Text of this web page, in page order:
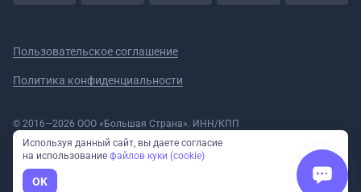
Пользовательское соглашение
Политика конфиденциальности
© 2016—2026 ООО «Большая Страна». ИНН/КПП
5908078160/590801001 ОГРН 1185958020533
Номер в реестре Роскомнадзора № 59-18-006319 (Приказ № 321 от
11.10.2018)
Полное или частичное копирование изображений и текстов возможно
только с указанием активной ссылки на сайт Большая Страна.
Используя данный сайт, вы даете согласие
на использование файлов куки (cookie)
OK